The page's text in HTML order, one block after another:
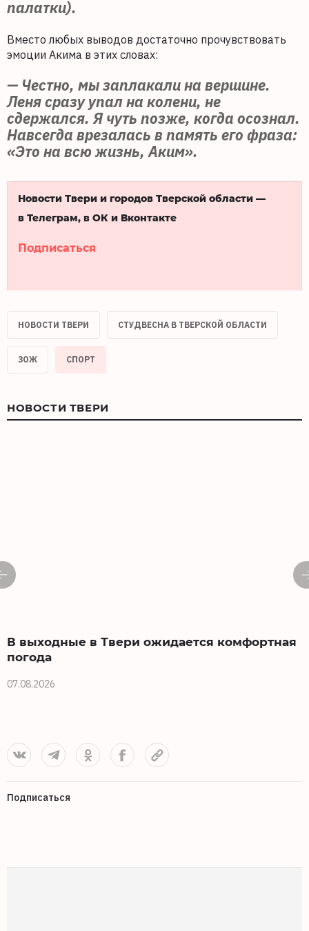
палатки).
Вместо любых выводов достаточно прочувствовать
эмоции Акима в этих словах:
— Честно, мы заплакали на вершине.
Леня сразу упал на колени, не
сдержался. Я чуть позже, когда осознал.
Навсегда врезалась в память его фраза:
«Это на всю жизнь, Аким».
Новости Твери и городов Тверской области —
в Телеграм, в ОК и Вконтакте
Подписаться
НОВОСТИ ТВЕРИ СТУДВЕСНА В ТВЕРСКОЙ ОБЛАСТИ
ЗОЖ СПОРТ
НОВОСТИ ТВЕРИ
В выходные в Твери ожидается комфортная
погода
07.08.2026
Подписаться